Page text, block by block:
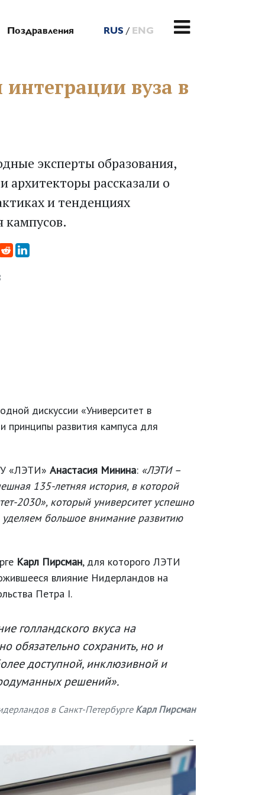
Поздравления RUS / ENG
вуза в
эксперты образования,
архитекторы рассказали о
и тенденциях
кампусов.
дискуссии «Университет в
принципы развития кампуса для
«ЛЭТИ» Анастасия Минина: «ЛЭТИ –
135-летняя история, в которой
2030», который университет успешно
большое внимание развитию
Карл Пирсман, для которого ЛЭТИ
влияние Нидерландов на
Петра I.
голландского вкуса на
обязательно сохранить, но и
доступной, инклюзивной и
решений».
в Санкт-Петербурге Карл Пирсман